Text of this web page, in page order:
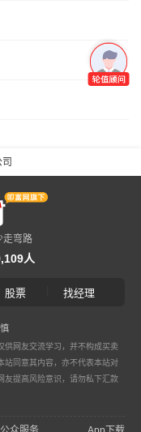
走弯路
人
股票 找经理
供网友交流学习，并不构成买卖
站同意其内容，亦不代表本站对
友提高风险意识，请勿私下汇款